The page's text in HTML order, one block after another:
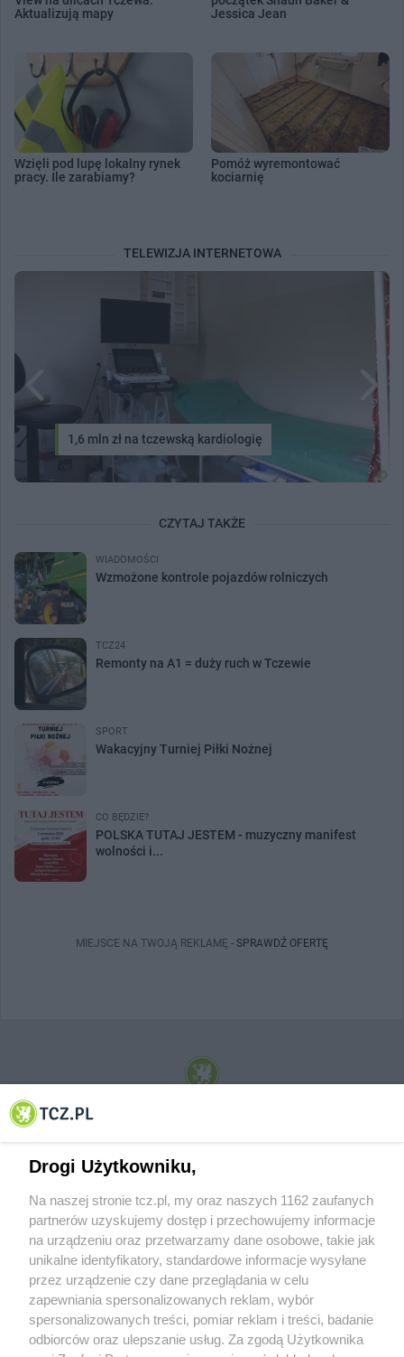
Aktualizują mapy
Jessica Jean
Wzięli pod lupę lokalny rynek
pracy. Ile zarabiamy?
Pomóż wyremontować
kociarnię
TELEWIZJA INTERNETOWA
1,6 mln zł na tczewską kardiologię
CZYTAJ TAKŻE
WIADOMOŚCI
Wzmożone kontrole pojazdów rolniczych
TCZ24
Remonty na A1 = duży ruch w Tczewie
SPORT
Wakacyjny Turniej Piłki Nożnej
CO BĘDZIE?
POLSKA TUTAJ JESTEM - muzyczny manifest
wolności i...
MIEJSCE NA TWOJĄ REKLAMĘ - SPRAWDŹ OFERTĘ
© 2001-2026 Tczew - TCZ.PL Sp. z o.o. Internetowy Serwis Informacyjny Miasta
O FIRMIE POLITYKA PRYWATNOŚCI HOSTING
REKLAMA WSPÓŁPRACA RSS FACEBOOK KONTAKT
Drogi Użytkowniku,
Na naszej stronie tcz.pl, my oraz naszych 1162 zaufanych
partnerów uzyskujemy dostęp i przechowujemy informacje
na urządzeniu oraz przetwarzamy dane osobowe, takie jak
unikalne identyfikatory, standardowe informacje wysyłane
przez urządzenie czy dane przeglądania w celu
zapewniania spersonalizowanych reklam, wybór
spersonalizowanych treści, pomiar reklam i treści, badanie
odbiorców oraz ulepszanie usług. Za zgodą Użytkownika